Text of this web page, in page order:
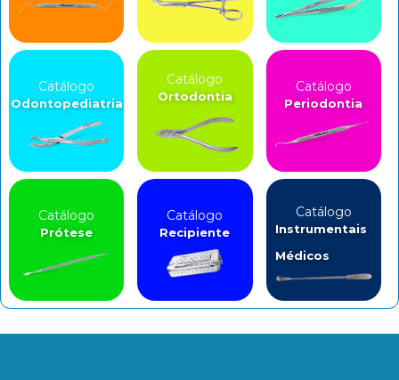
Catálogo
Odontopediatria
Catálogo
Ortodontia
Catálogo
Periodontia
Catálogo
Prótese
Catálogo
Recipiente
Catálogo
Instrumentais
Médicos